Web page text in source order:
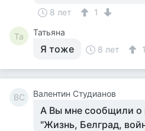
8 лет 1
Та Татьяна
Я тоже 8 лет 1
ВС Валентин Студианов
А Вы мне сообщили о
"Жизнь, Белград,